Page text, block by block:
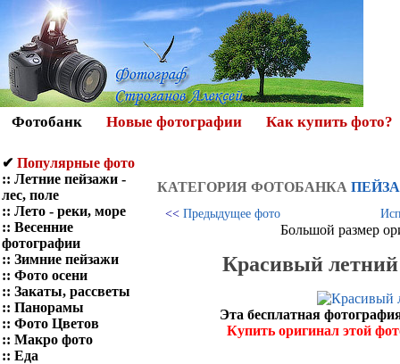
Фотобанк Новые фотографии Как купить фото?
✔ Популярные фото
:: Летние пейзажи -
лес, поле
:: Лето - реки, море
:: Весенние
фотографии
:: Зимние пейзажи
:: Фото осени
:: Закаты, рассветы
:: Панорамы
:: Фото Цветов
:: Макро фото
:: Еда
КАТЕГОРИЯ ФОТOБАНКА
<< Предыдущее фото
Большой размер
Красивый
Эта бесплатная
Купить оригинал этой